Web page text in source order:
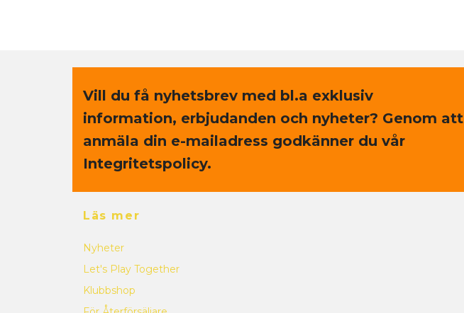
Vill du få nyhetsbrev med bl.a exklusiv
information, erbjudanden och nyheter? Genom att
anmäla din e-mailadress godkänner du vår
Integritetspolicy.
Läs mer
Nyheter
Let's Play Together
Klubbshop